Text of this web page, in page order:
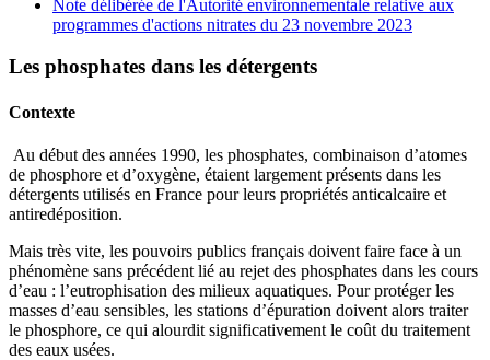
Note délibérée de l'Autorité environnementale relative aux
programmes d'actions nitrates du 23 novembre 2023
Les phosphates dans les détergents
Contexte
Au début des années 1990, les phosphates, combinaison d’atomes
de phosphore et d’oxygène, étaient largement présents dans les
détergents utilisés en France pour leurs propriétés anticalcaire et
antiredéposition.
Mais très vite, les pouvoirs publics français doivent faire face à un
phénomène sans précédent lié au rejet des phosphates dans les cours
d’eau : l’eutrophisation des milieux aquatiques. Pour protéger les
masses d’eau sensibles, les stations d’épuration doivent alors traiter
le phosphore, ce qui alourdit significativement le coût du traitement
des eaux usées.